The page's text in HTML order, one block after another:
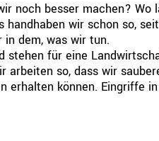
noch besser machen? Wo
handhaben wir schon so,
dem, was wir tun.
stehen für eine
arbeiten so, dass wir
erhalten können. Eingriffe